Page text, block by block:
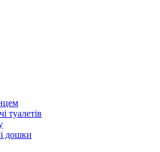
туалетів
дошки